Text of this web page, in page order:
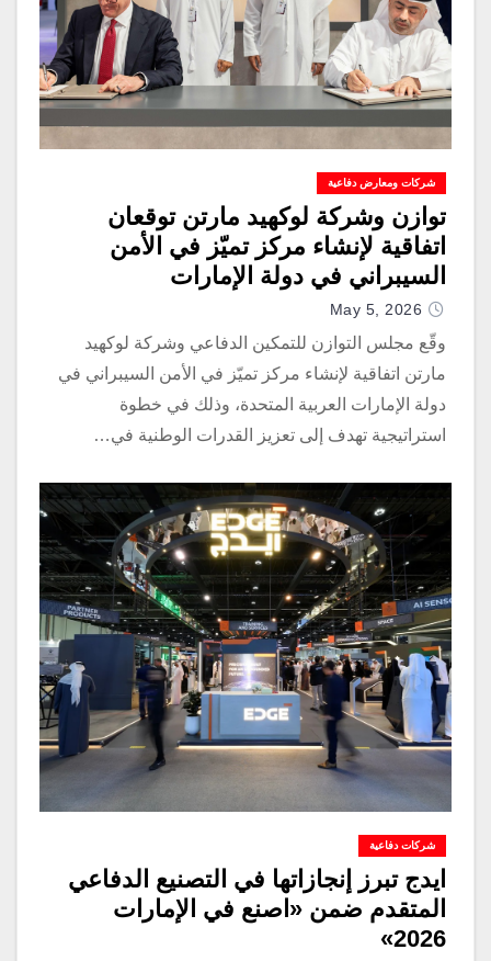
شركات ومعارض دفاعية
توازن وشركة لوكهيد مارتن توقعان
اتفاقية لإنشاء مركز تميّز في الأمن
السيبراني في دولة الإمارات
May 5, 2026
وقّع مجلس التوازن للتمكين الدفاعي وشركة لوكهيد
مارتن اتفاقية لإنشاء مركز تميّز في الأمن السيبراني في
دولة الإمارات العربية المتحدة، وذلك في خطوة
استراتيجية تهدف إلى تعزيز القدرات الوطنية في…
شركات دفاعية
ايدج تبرز إنجازاتها في التصنيع الدفاعي
المتقدم ضمن «اصنع في الإمارات
2026»